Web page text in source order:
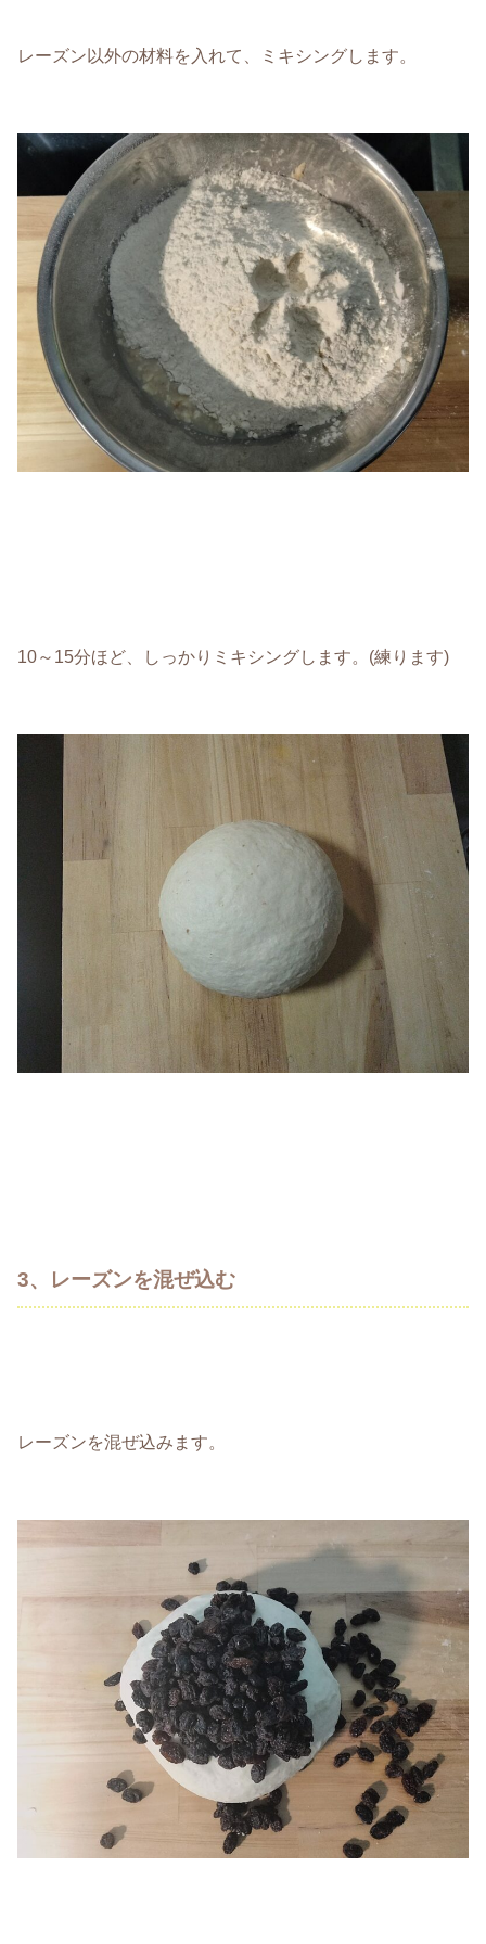
レーズン以外の材料を入れて、ミキシングします。
10～15分ほど、しっかりミキシングします。(練ります)
3、レーズンを混ぜ込む
レーズンを混ぜ込みます。